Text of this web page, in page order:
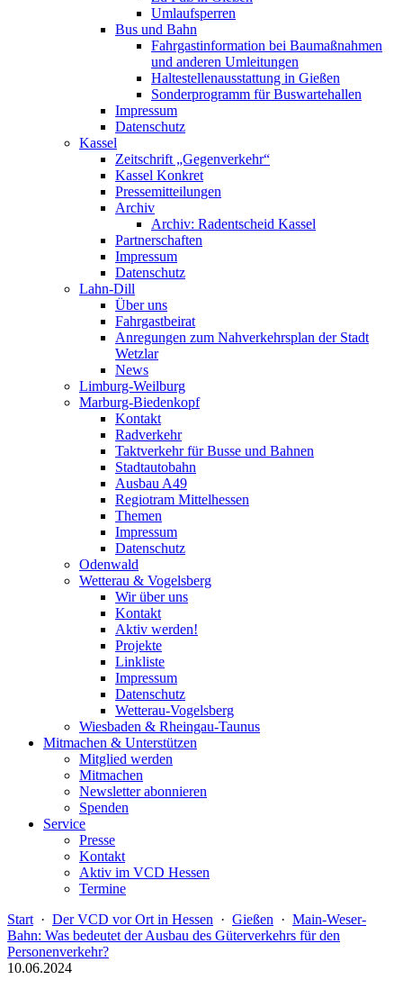
Umlaufsperren
Bus und Bahn
Fahrgastinformation bei Baumaßnahmen
und anderen Umleitungen
Haltestellenausstattung in Gießen
Sonderprogramm für Buswartehallen
Impressum
Datenschutz
Kassel
Zeitschrift „Gegenverkehr“
Kassel Konkret
Pressemitteilungen
Archiv
Archiv: Radentscheid Kassel
Partnerschaften
Impressum
Datenschutz
Lahn-Dill
Über uns
Fahrgastbeirat
Anregungen zum Nahverkehrsplan der Stadt
Wetzlar
News
Limburg-Weilburg
Marburg-Biedenkopf
Kontakt
Radverkehr
Taktverkehr für Busse und Bahnen
Stadtautobahn
Ausbau A49
Regiotram Mittelhessen
Themen
Impressum
Datenschutz
Odenwald
Wetterau & Vogelsberg
Wir über uns
Kontakt
Aktiv werden!
Projekte
Linkliste
Impressum
Datenschutz
Wetterau-Vogelsberg
Wiesbaden & Rheingau-Taunus
Mitmachen & Unterstützen
Mitglied werden
Mitmachen
Newsletter abonnieren
Spenden
Service
Presse
Kontakt
Aktiv im VCD Hessen
Termine
Start · Der VCD vor Ort in Hessen · Gießen · Main-Weser-
Bahn: Was bedeutet der Ausbau des Güterverkehrs für den
Personenverkehr?
10.06.2024